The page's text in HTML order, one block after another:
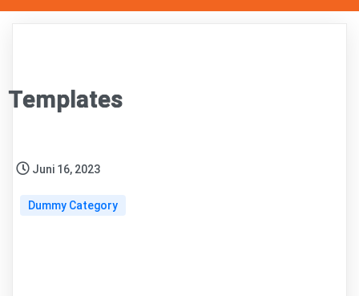
Templates
Juni 16, 2023
Dummy Category